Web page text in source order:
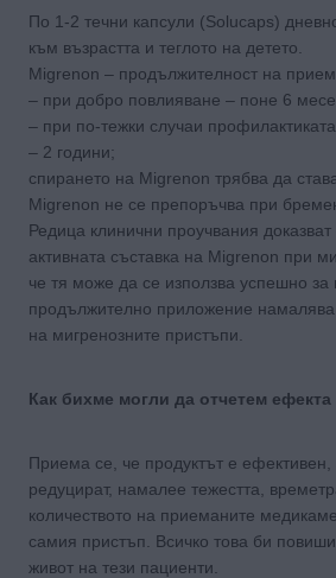
По 1-2 течни капсули (Solucaps)
към възрастта и теглото на детето.
Migrenon – продължителност на
– при добро повлияване – поне 6
– при по-тежки случаи
– 2 години;
спирането на Migrenon трябва да
Migrenon не се препоръчва при
Редица клинични проучвания
активната съставка на Migrenon при
че тя може да се използва успешно
продължително приложение намалява
на мигренозните пристъпи.
Как бихме могли да отчетем
Приема се, че продуктът е ефективен,
редуцират, намалее тежестта,
количеството на приеманите
самия пристъп. Всичко това би
живот на тези пациенти.